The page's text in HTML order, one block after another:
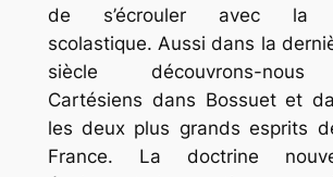
de s’écrouler avec la
scolastique. Aussi dans la
siècle découvrons-nous
Cartésiens dans Bossuet et
les deux plus grands esprits
France. La doctrine